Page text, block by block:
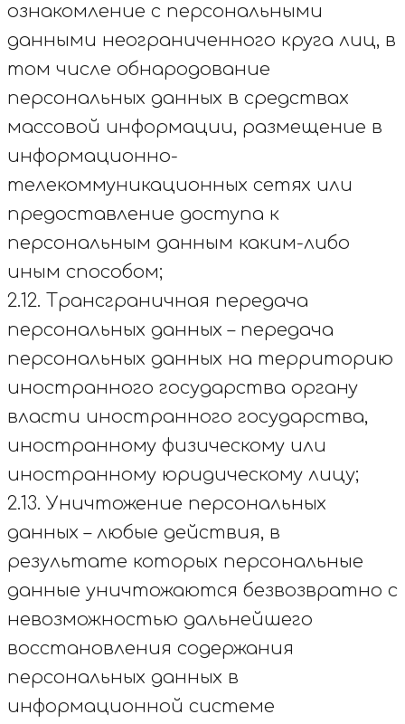
ознакомление с персональными
данными неограниченного круга лиц, в
том числе обнародование
персональных данных в средствах
массовой информации, размещение в
информационно-
телекоммуникационных сетях или
предоставление доступа к
персональным данным каким-либо
иным способом;
2.12. Трансграничная передача
персональных данных – передача
персональных данных на территорию
иностранного государства органу
власти иностранного государства,
иностранному физическому или
иностранному юридическому лицу;
2.13. Уничтожение персональных
данных – любые действия, в
результате которых персональные
данные уничтожаются безвозвратно с
невозможностью дальнейшего
восстановления содержания
персональных данных в
информационной системе